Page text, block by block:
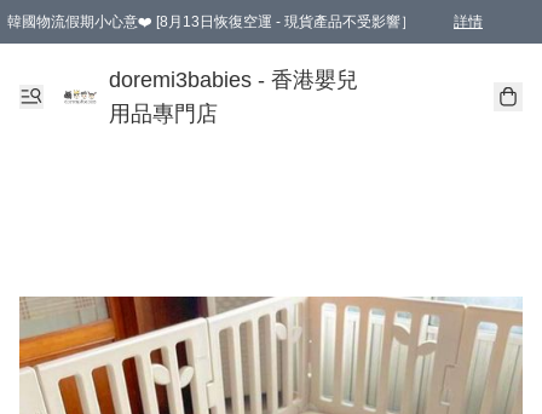
韓國物流假期小心意❤️ [8月13日恢復空運 - 現貨產品不受影響］ 詳情
新會員首張訂單滿$600即享9折優惠！(部份超優惠產品 & 品牌指定價除外)
doremi3babies - 香港嬰兒
用品專門店